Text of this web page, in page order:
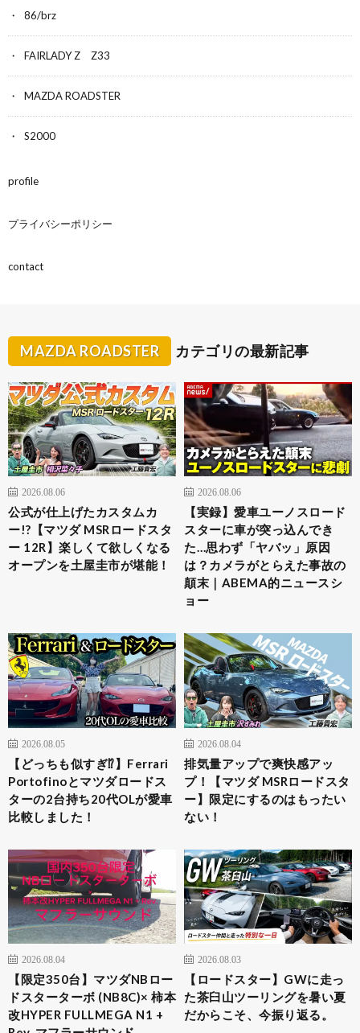
86/brz
FAIRLADY Z Z33
MAZDA ROADSTER
S2000
profile
プライバシーポリシー
contact
MAZDA ROADSTER カテゴリの最新記事
2026.08.06
公式が仕上げたカスタムカ
ー!?【マツダ MSRロードスタ
ー 12R】楽しくて欲しくなる
オープンを土屋圭市が堪能！
2026.08.06
【実録】愛車ユーノスロード
スターに車が突っ込んでき
た…思わず「ヤバッ」原因
は？カメラがとらえた事故の
顛末｜ABEMA的ニュースシ
ョー
2026.08.05
【どっちも似すぎ⁉︎】Ferrari
Portofinoとマツダロードス
ターの2台持ち20代OLが愛車
比較しました！
2026.08.04
排気量アップで爽快感アッ
プ！【マツダ MSRロードスタ
ー】限定にするのはもったい
ない！
2026.08.04
​【限定350台】マツダNBロー
ドスターターボ (NB8C)× 柿本
改HYPER FULLMEGA N1 +
2026.08.03
【ロードスター】GWに走っ
た茶臼山ツーリングを暑い夏
だからこそ、今振り返る。